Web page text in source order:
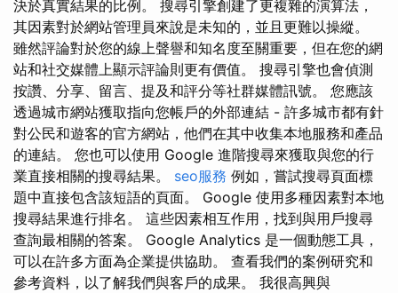
決於真實結果的比例。 搜尋引擎創建了更複雜的演算法，
其因素對於網站管理員來說是未知的，並且更難以操縱。
雖然評論對於您的線上聲譽和知名度至關重要，但在您的網
站和社交媒體上顯示評論則更有價值。 搜尋引擎也會偵測
按讚、分享、留言、提及和評分等社群媒體訊號。 您應該
透過城市網站獲取指向您帳戶的外部連結 - 許多城市都有針
對公民和遊客的官方網站，他們在其中收集本地服務和產品
的連結。 您也可以使用 Google 進階搜尋來獲取與您的行
業直接相關的搜尋結果。 seo服務 例如，嘗試搜尋頁面標
題中直接包含該短語的頁面。 Google 使用多種因素對本地
搜尋結果進行排名。 這些因素相互作用，找到與用戶搜尋
查詢最相關的答案。 Google Analytics 是一個動態工具，
可以在許多方面為企業提供協助。 查看我們的案例研究和
參考資料，以了解我們與客戶的成果。 我很高興與